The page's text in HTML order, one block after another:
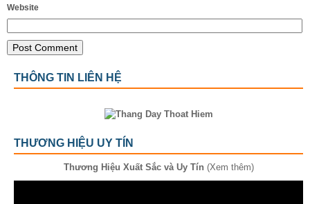
Website
THÔNG TIN LIÊN HỆ
THƯƠNG HIỆU UY TÍN
Thương Hiệu Xuất Sắc và Uy Tín (Xem thêm)